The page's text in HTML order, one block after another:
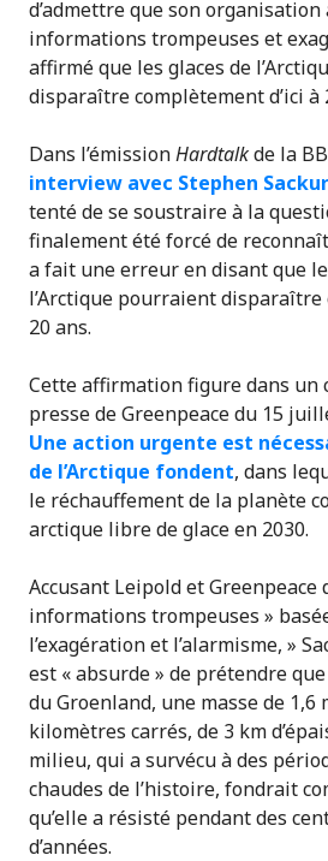
d’admettre que son
informations trompeuses et
affirmé que les glaces de
disparaître complètement d’ici à
Dans l’émissionHardtalkde la
interview avec Stephen Sackur
tenté de se soustraire à la
finalement été forcé de
a fait une erreur en disant que
l’Arctique pourraient disparaître
20 ans.
Cette affirmation figure dans un
presse de Greenpeace du 15
Une action urgente est
de l’Arctique fondent, dans
le réchauffement de la planète
arctique libre de glace en 2030.
Accusant Leipold et Greenpeace
informations trompeuses »
l’exagération et l’alarmisme, »
est « absurde » de prétendre
du Groenland, une masse de 1,6
kilomètres carrés, de 3 km
milieu, qui a survécu à des
chaudes de l’histoire, fondrait
qu’elle a résisté pendant des
d’années.